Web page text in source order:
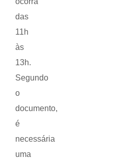
das
11h
às
13h.
Segundo
o
documento,
é
necessária
uma